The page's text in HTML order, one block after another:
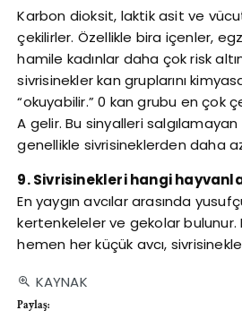
Karbon dioksit, laktik asit ve
çekilirler. Özellikle bira içenler,
hamile kadınlar daha çok risk
sivrisinekler kan gruplarını
“okuyabilir.” 0 kan grubu en çok
A gelir. Bu sinyalleri salgılamayan
genellikle sivrisineklerden daha
9. Sivrisinekleri hangi
En yaygın avcılar arasında
kertenkeleler ve gekolar
hemen her küçük avcı,
KAYNAK
Paylaş: